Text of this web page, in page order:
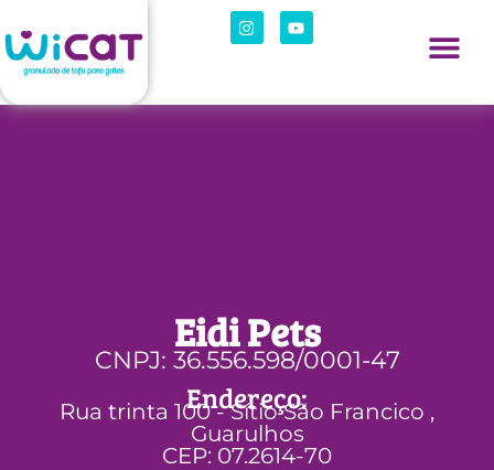
Eidi Pets
CNPJ: 36.556.598/0001-47
Endereço:
Rua trinta 100 - Sítio São Francico ,
Guarulhos
CEP: 07.2614-70